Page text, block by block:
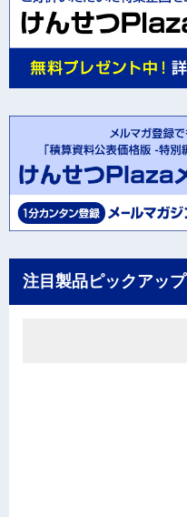
注目製品ピックアップ